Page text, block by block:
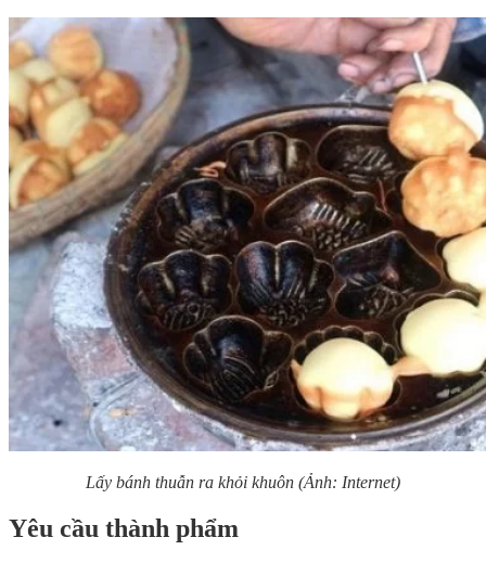
Lấy bánh thuẫn ra khỏi khuôn (Ảnh: Internet)
Yêu cầu thành phẩm